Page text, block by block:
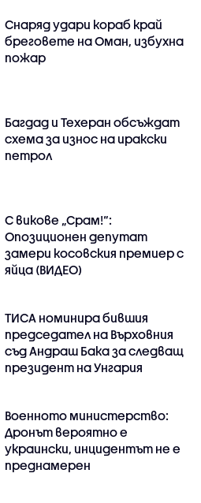
Снаряд удари кораб край
бреговете на Оман, избухна
пожар
Багдад и Техеран обсъждат
схема за износ на иракски
петрол
С викове „Срам!“:
Опозиционен депутат
замери косовския премиер с
яйца (ВИДЕО)
ТИСА номинира бившия
председател на Върховния
съд Андраш Бака за следващ
президент на Унгария
Военното министерство:
Дронът вероятно е
украински, инцидентът не е
преднамерен